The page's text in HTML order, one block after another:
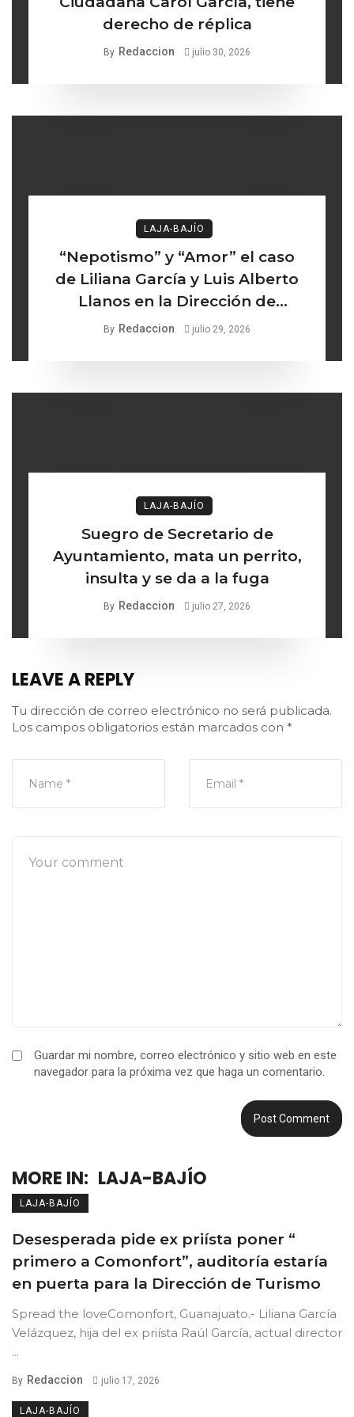
derecho de réplica
By Redaccion julio 30, 2026
LAJA-BAJÍO
“Nepotismo” y “Amor” el caso
de Liliana García y Luis Alberto
Llanos en la Dirección de
Turismo de Comonfort la línea
By Redaccion julio 29, 2026
LAJA-BAJÍO
Suegro de Secretario de
Ayuntamiento, mata un perrito,
insulta y se da a la fuga
By Redaccion julio 27, 2026
LEAVE A REPLY
Tu dirección de correo electrónico no será publicada.
Los campos obligatorios están marcados con *
Guardar mi nombre, correo electrónico y sitio web en este
navegador para la próxima vez que haga un comentario.
MORE IN: LAJA-BAJÍO
LAJA-BAJÍO
Desesperada pide ex priísta poner “
primero a Comonfort”, auditoría estaría
en puerta para la Dirección de Turismo
Spread the loveComonfort, Guanajuato.- Liliana García
Velázquez, hija del ex priísta Raúl García, actual director
...
By Redaccion julio 17, 2026
LAJA-BAJÍO